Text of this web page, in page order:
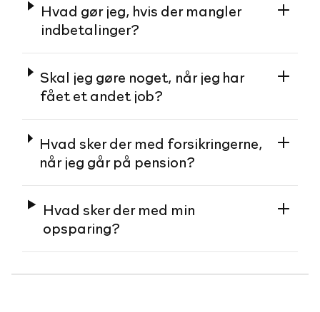
Hvad gør jeg, hvis der mangler
indbetalinger?
Skal jeg gøre noget, når jeg har
fået et andet job?
Hvad sker der med forsikringerne,
når jeg går på pension?
Hvad sker der med min
opsparing?